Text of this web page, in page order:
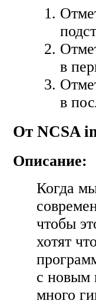
в
в
От NCSA
Описание:
Когда
чтобы
хотят
с новым
много